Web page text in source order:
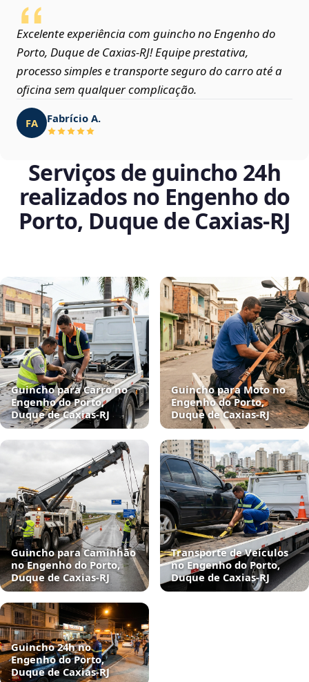
Excelente experiência com guincho no Engenho do
Porto, Duque de Caxias‑RJ! Equipe prestativa,
processo simples e transporte seguro do carro até a
oficina sem qualquer complicação.
FA Fabrício A.
Serviços de guincho 24h
realizados no Engenho do
Porto, Duque de Caxias‑RJ
Guincho para Carro no
Engenho do Porto,
Duque de Caxias‑RJ
Guincho para Moto no
Engenho do Porto,
Duque de Caxias‑RJ
Guincho para Caminhão
no Engenho do Porto,
Duque de Caxias‑RJ
Transporte de Veículos
no Engenho do Porto,
Duque de Caxias‑RJ
Guincho 24h no
Engenho do Porto,
Duque de Caxias‑RJ